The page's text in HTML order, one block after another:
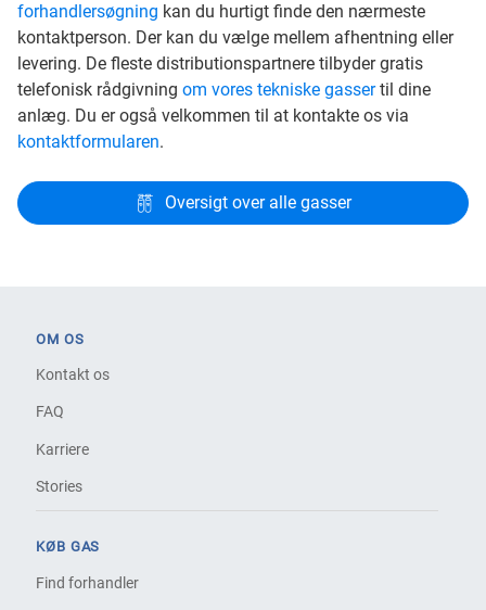
forhandlersøgning kan du hurtigt finde den nærmeste
kontaktperson. Der kan du vælge mellem afhentning eller
levering. De fleste distributionspartnere tilbyder gratis
telefonisk rådgivning om vores tekniske gassertil dine
anlæg. Du er også velkommen til at kontakte os via
kontaktformularen.
Oversigt over alle gasser
OM OS
Kontakt os
FAQ
Karriere
Stories
KØB GAS
Find forhandler